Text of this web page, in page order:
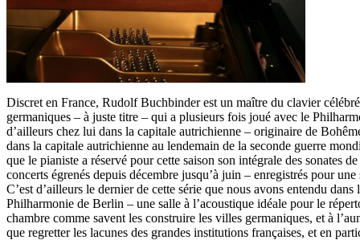
Discret en France, Rudolf Buchbinder est un maître du clavier
germaniques – à juste titre – qui a plusieurs fois joué avec le
d’ailleurs chez lui dans la capitale autrichienne – originaire de
dans la capitale autrichienne au lendemain de la seconde guerre
que le pianiste a réservé pour cette saison son intégrale des sonates
concerts égrenés depuis décembre jusqu’à juin – enregistrés pour
C’est d’ailleurs le dernier de cette série que nous avons entendu
Philharmonie de Berlin – une salle à l’acoustique idéale pour le
chambre comme savent les construire les villes germaniques, et à
que regretter les lacunes des grandes institutions françaises, et en